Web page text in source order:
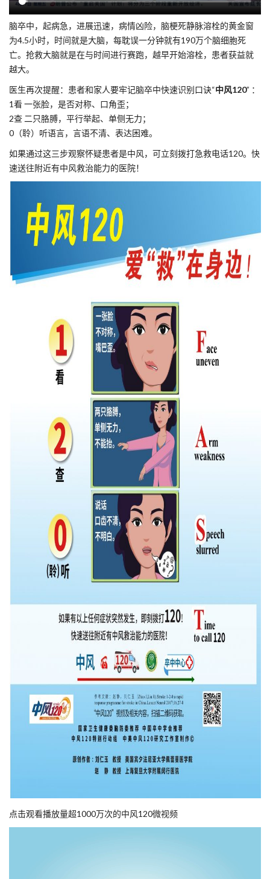
脑卒中，起病急，进展迅速，病情凶险，脑梗死静脉溶栓的黄金窗
为4.5小时，时间就是大脑，每耽误一分钟就有190万个脑细胞死
亡。抢救大脑就是在与时间进行赛跑，越早开始溶栓，患者获益就
越大。
医生再次提醒：患者和家人要牢记脑卒中快速识别口诀“中风120” ：
1看 一张脸，是否对称、口角歪；
2查 二只胳膊，平行举起、单侧无力；
0（聆）听语言，言语不清、表达困难。
如果通过这三步观察怀疑患者是中风，可立刻拨打急救电话120。快
速送往附近有中风救治能力的医院！
点击观看播放量超1000万次的中风120微视频